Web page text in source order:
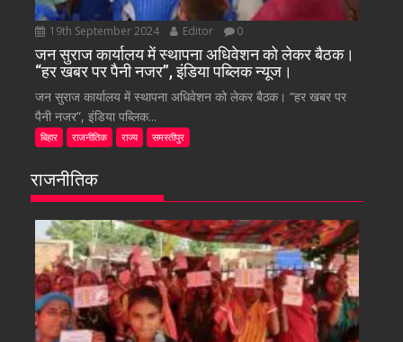
19th September 2024 Editor 0
जन सुराज कार्यालय में स्थापना अधिवेशन को लेकर बैठक।
“हर खबर पर पैनी नजर”, इंडिया पब्लिक न्यूज।
जन सुराज कार्यालय में स्थापना अधिवेशन को लेकर बैठक। “हर खबर पर
पैनी नजर”, इंडिया पब्लिक...
बिहार राजनीतिक राज्य समस्तीपुर
राजनीतिक